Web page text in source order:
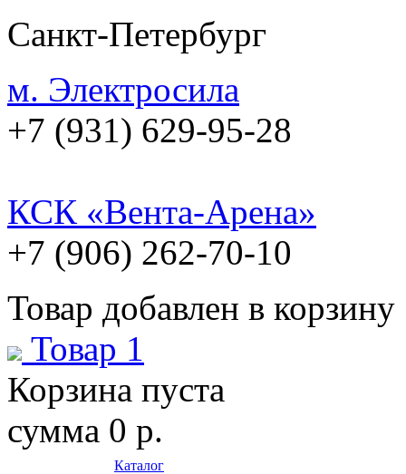
Санкт-Петербург
м. Электросила
+7 (931) 629-95-28
КСК «Вента-Арена»
+7 (906) 262-70-10
Товар добавлен в корзину
Товар 1
Корзина пуста
сумма 0 р.
Каталог